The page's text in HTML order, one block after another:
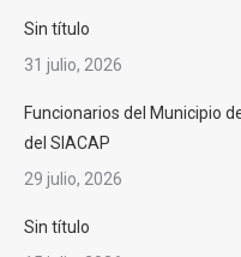
in
in
Sin título
31 julio, 2026
Funcionarios del Municipio
del SIACAP
29 julio, 2026
Sin título